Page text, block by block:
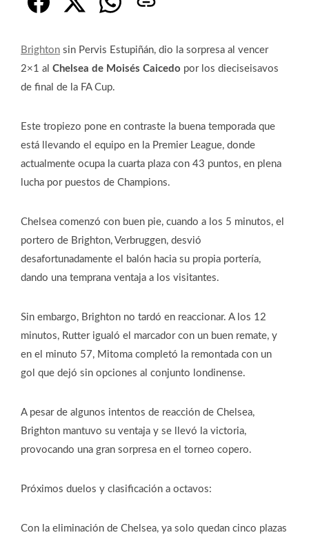
Brighton sin Pervis Estupiñán, dio la sorpresa al vencer
2×1 al Chelsea de Moisés Caicedo por los dieciseisavos
de final de la FA Cup.
Este tropiezo pone en contraste la buena temporada que
está llevando el equipo en la Premier League, donde
actualmente ocupa la cuarta plaza con 43 puntos, en plena
lucha por puestos de Champions.
Chelsea comenzó con buen pie, cuando a los 5 minutos, el
portero de Brighton, Verbruggen, desvió
desafortunadamente el balón hacia su propia portería,
dando una temprana ventaja a los visitantes.
Sin embargo, Brighton no tardó en reaccionar. A los 12
minutos, Rutter igualó el marcador con un buen remate, y
en el minuto 57, Mitoma completó la remontada con un
gol que dejó sin opciones al conjunto londinense.
A pesar de algunos intentos de reacción de Chelsea,
Brighton mantuvo su ventaja y se llevó la victoria,
provocando una gran sorpresa en el torneo copero.
Próximos duelos y clasificación a octavos:
Con la eliminación de Chelsea, ya solo quedan cinco plazas